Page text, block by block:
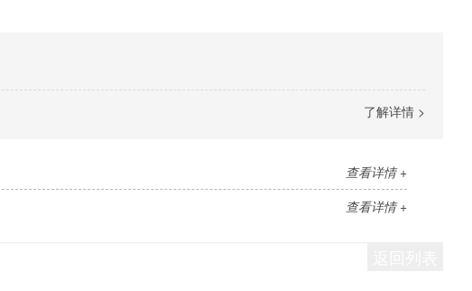
了解详情 >
查看详情 +
查看详情 +